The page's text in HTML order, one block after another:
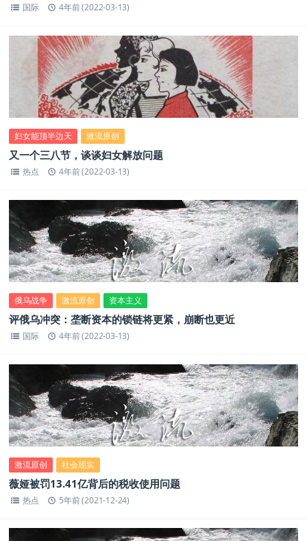
国际 4年前 (2022-03-13)
妇女能顶半边天 激流原创
又一个三八节，谈谈妇女解放问题
热点 4年前 (2022-03-13)
俄乌战争 激流原创 资本主义
评俄乌冲突：垄断资本的锁链将更紧，崩断也更近
国际 4年前 (2022-03-13)
激流原创 社会现实
薇娅被罚13.41亿背后的税收使用问题
热点 5年前 (2021-12-24)